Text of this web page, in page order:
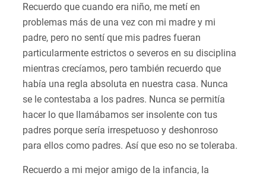
Recuerdo que cuando era niño, me metí en
problemas más de una vez con mi madre y mi
padre, pero no sentí que mis padres fueran
particularmente estrictos o severos en su disciplina
mientras crecíamos, pero también recuerdo que
había una regla absoluta en nuestra casa. Nunca
se le contestaba a los padres. Nunca se permitía
hacer lo que llamábamos ser insolente con tus
padres porque sería irrespetuoso y deshonroso
para ellos como padres. Así que eso no se toleraba.
Recuerdo a mi mejor amigo de la infancia, la